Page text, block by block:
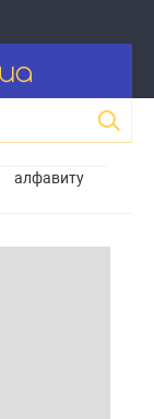
алфавиту